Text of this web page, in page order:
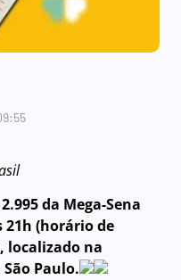
da Mega-Sena
21h (horário de
localizado na
Paulo.